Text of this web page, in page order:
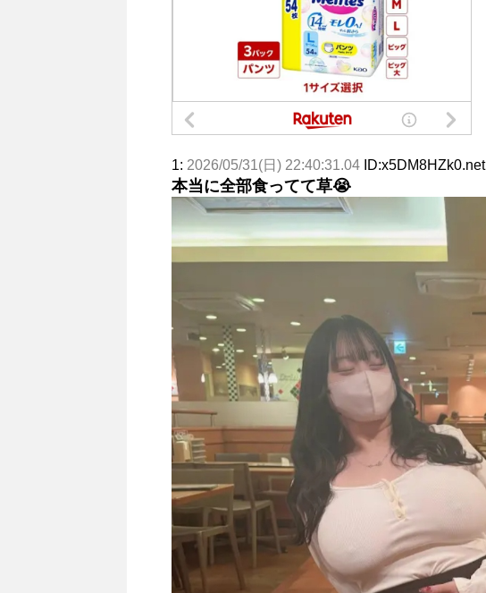
1: 2026/05/31(日) 22:40:31.04 ID:x5DM8HZk0.net
本当に全部食ってて草😭